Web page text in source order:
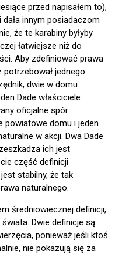
przed napisałem to),
innym posiadaczom
że te karabiny byłyby
łatwiejsze niż do
Aby zdefiniować prawa
jednego
dwie w domu
Dade właściciele
oficjalne spór
powiatowe domu i jeden
w akcji. Dwa Dade
ich jest
część definicji
stabilny, że tak
naturalnego.
średniowiecznej definicji,
Dwie definicje są
ponieważ jeśli ktoś
nie pokazują się za